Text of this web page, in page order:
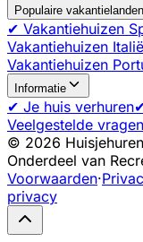
Populaire vakantielanden
✔ Vakantiehuizen
Vakantiehuizen Italië
Vakantiehuizen
Informatie
✔ Je huis verhuren
Veelgestelde vragen
© 2026
Onderdeel van
Voorwaarden·
privacy